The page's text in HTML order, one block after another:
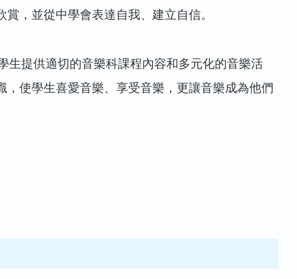
，並從中學會表達自我、建立自信。
提供適切的音樂科課程內容和多元化的音樂活
使學生喜愛音樂、享受音樂，更讓音樂成為他們